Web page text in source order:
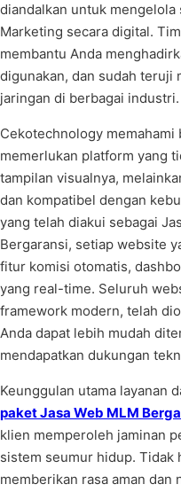
diandalkan untuk
Marketing secara digital.
membantu Anda
digunakan, dan sudah teruji
jaringan di berbagai industri.
Cekotechnology memahami
memerlukan platform yang
tampilan visualnya,
dan kompatibel dengan
yang telah diakui sebagai
Bergaransi, setiap website
fitur komisi otomatis,
yang real-time. Seluruh
framework modern, telah
Anda dapat lebih mudah
mendapatkan dukungan
Keunggulan utama layanan
paket Jasa Web MLM
klien memperoleh jaminan
sistem seumur hidup. Tidak
memberikan rasa aman dan